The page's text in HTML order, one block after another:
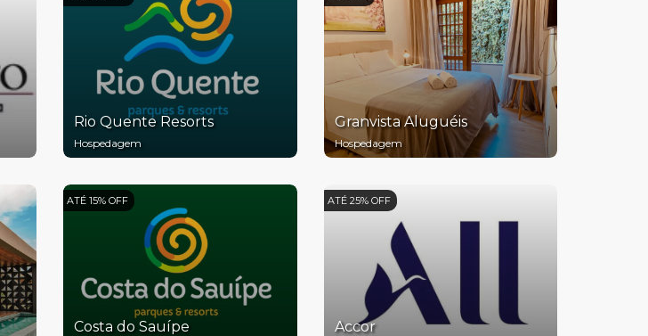
Rio Quente Resorts
Hospedagem
Granvista Aluguéis
Hospedagem
ATÉ 15% OFF
Costa do Sauípe
ATÉ 25% OFF
Accor